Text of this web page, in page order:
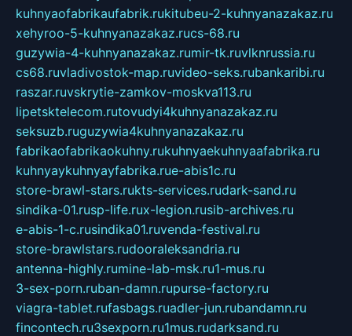
kuhnyaofabrikaufabrik.rukitubeu-2-kuhnyanazakaz.ru
xehyroo-5-kuhnyanazakaz.rucs-68.ru
guzywia-4-kuhnyanazakaz.rumir-tk.ruvlknrussia.ru
cs68.ruvladivostok-map.ruvideo-seks.rubankaribi.ru
raszar.ruvskrytie-zamkov-moskva113.ru
lipetsktelecom.rutovudyi4kuhnyanazakaz.ru
seksuzb.ruguzywia4kuhnyanazakaz.ru
fabrikaofabrikaokuhny.rukuhnyaekuhnyaafabrika.ru
kuhnyaykuhnyayfabrika.rue-abis1c.ru
store-brawl-stars.rukts-services.rudark-sand.ru
sindika-01.rusp-life.rux-legion.rusib-archives.ru
e-abis-1-c.rusindika01.ruvenda-festival.ru
store-brawlstars.rudooraleksandria.ru
antenna-highly.rumine-lab-msk.ru1-mus.ru
3-sex-porn.ruban-damn.rupurse-factory.ru
viagra-tablet.rufasbags.ruadler-jun.rubandamn.ru
fincontech.ru3sexporn.ru1mus.rudarksand.ru